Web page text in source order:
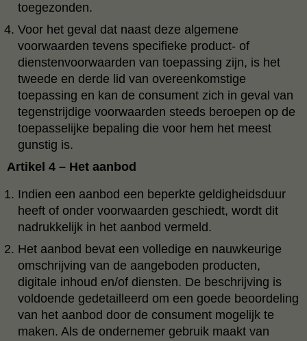
toegezonden.
Voor het geval dat naast deze algemene
voorwaarden tevens specifieke product- of
dienstenvoorwaarden van toepassing zijn, is het
tweede en derde lid van overeenkomstige
toepassing en kan de consument zich in geval van
tegenstrijdige voorwaarden steeds beroepen op de
toepasselijke bepaling die voor hem het meest
gunstig is.
Artikel 4 – Het aanbod
Indien een aanbod een beperkte geldigheidsduur
heeft of onder voorwaarden geschiedt, wordt dit
nadrukkelijk in het aanbod vermeld.
Het aanbod bevat een volledige en nauwkeurige
omschrijving van de aangeboden producten,
digitale inhoud en/of diensten. De beschrijving is
voldoende gedetailleerd om een goede beoordeling
van het aanbod door de consument mogelijk te
maken. Als de ondernemer gebruik maakt van